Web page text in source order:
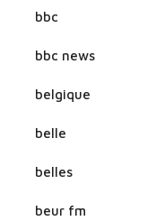
bbc
bbc news
belgique
belle
belles
beur fm